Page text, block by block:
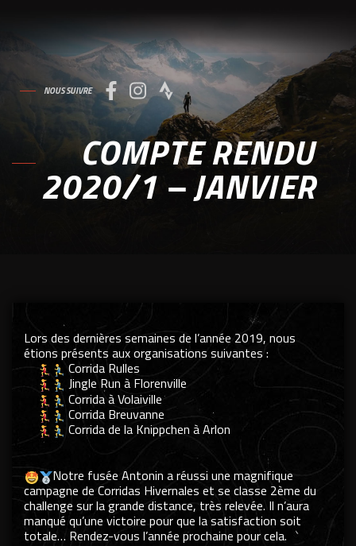
NOUS SUIVRE
COMPTE RENDU
2020/1 – JANVIER
Lors des dernières semaines de l’année 2019, nous
étions présents aux organisations suivantes :
Corrida Rulles
Jingle Run à Florenville
Corrida à Volaiville
Corrida Breuvanne
Corrida de la Knippchen à Arlon
Notre fusée Antonin a réussi une magnifique
campagne de Corridas Hivernales et se classe 2ème du
challenge sur la grande distance, très relevée. Il n’aura
manqué qu’une victoire pour que la satisfaction soit
totale… Rendez-vous l’année prochaine pour cela.